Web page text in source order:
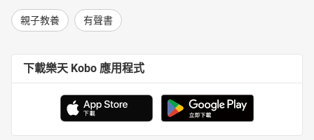
親子教養 有聲書
下載樂天 Kobo 應用程式